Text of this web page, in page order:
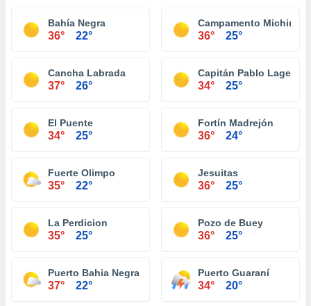
Bahía Negra
36° 22°
Campamento Michin
36° 25°
Cancha Labrada
37° 26°
Capitán Pablo
34° 25°
El Puente
34° 25°
Fortín Madrejón
36° 24°
Fuerte Olimpo
35° 22°
Jesuitas
36° 25°
La Perdicion
35° 25°
Pozo de Buey
36° 25°
Puerto Bahia Negra
37° 22°
Puerto Guaraní
34° 20°